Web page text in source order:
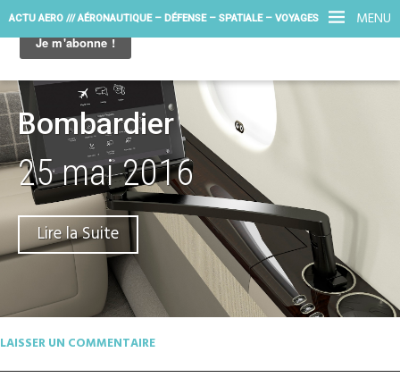
MENU
ACTU AERO /// AÉRONAUTIQUE – DÉFENSE – SPATIALE – VOYAGES
Bombardier
25 mai 2016
Lire la Suite
LAISSER UN COMMENTAIRE